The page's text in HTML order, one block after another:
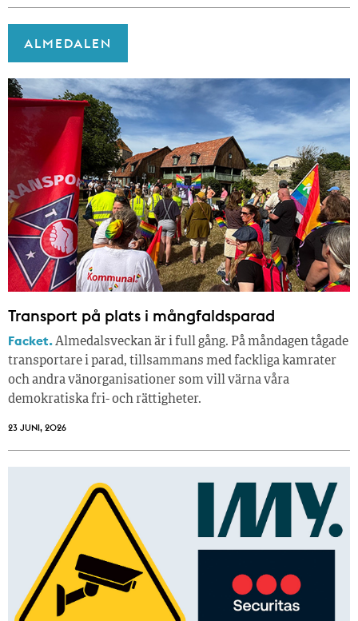
ALMEDALEN
Transport på plats i mångfaldsparad
Facket.Almedalsveckan är i full gång. På måndagen tågade
transportare i parad, tillsammans med fackliga kamrater
och andra vänorganisationer som vill värna våra
demokratiska fri- och rättigheter.
23 JUNI, 2026